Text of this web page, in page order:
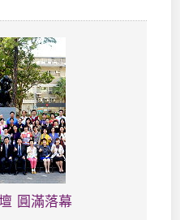
圓滿落幕